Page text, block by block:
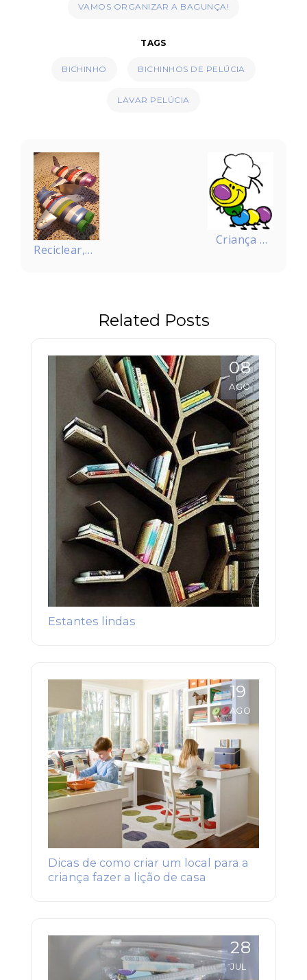
VAMOS ORGANIZAR A BAGUNÇA!
TAGS
BICHINHO BICHINHOS DE PELÚCIA
LAVAR PELÚCIA
Navegação
de
Post
Reciclear,
Criança na
Related Posts
08
AGO
Estantes lindas
19
AGO
Dicas de como criar um local para a
criança fazer a lição de casa
28
JUL